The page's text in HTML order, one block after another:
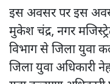
इस अवसर पर इस
मुकेश चंद्र, नगर
विभाग से जिला युवा
जिला युवा अधिकारी